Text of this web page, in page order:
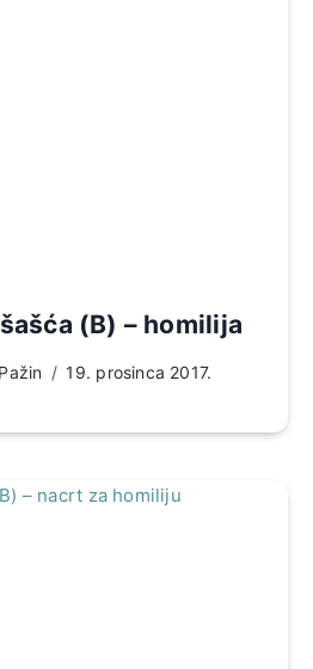
(B) – homilija
19. prosinca 2017.